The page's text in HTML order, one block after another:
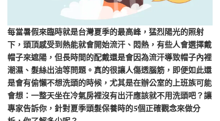
每當暑假來臨時就是台灣夏季的最高峰，猛烈陽光的照射
下，頭頂感受到熱能就會開始流汗、悶熱，有些人會選擇戴
帽子來遮陽，但長時間的配戴還是會因為流汗導致帽子內裡
潮濕、髮絲出油等問題。真的很讓人傷透腦筋，即便如此還
是會有偷懶不想洗頭的時候，尤其是在辦公室的上班族可能
會想：一整天坐在冷氣房裡沒有出汗應該就不用洗頭吧？讓
專家告訴你，針對夏季頭髮保養時的5個正確觀念來做分